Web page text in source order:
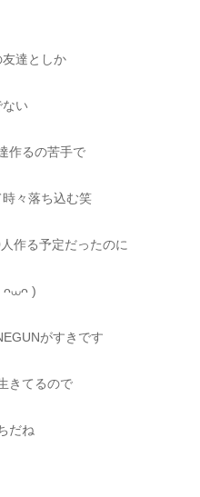
達としか
い
作るの苦手で
々落ち込む笑
作る予定だったのに
ᴖ⩊ᴖ )
がすきです
きてるので
だね